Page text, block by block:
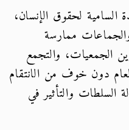
السامية لحقوق الإنسان،
ممارسة
الجمعيات، والتجمع
دون خوف من الانتقام
السلطات والتأثير في